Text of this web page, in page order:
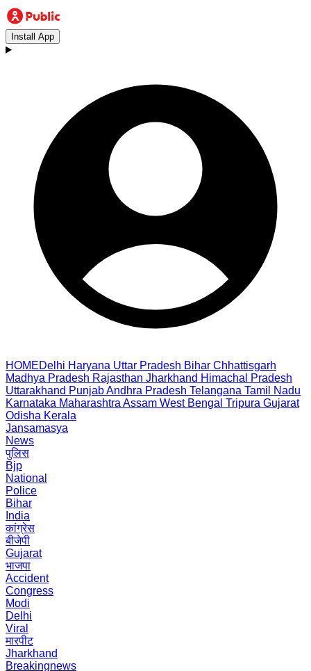
Install App
HOMEDelhi Haryana Uttar Pradesh Bihar Chhattisgarh
Madhya Pradesh Rajasthan Jharkhand Himachal Pradesh
Uttarakhand PunjabAndhra Pradesh Telangana Tamil Nadu
Karnataka Maharashtra Assam West Bengal Tripura Gujarat
Odisha Kerala
Jansamasya
News
पुलिस
Bjp
National
Police
Bihar
India
कांग्रेस
बीजेपी
Gujarat
भाजपा
Accident
Congress
Modi
Delhi
Viral
मारपीट
Jharkhand
Breakingnews